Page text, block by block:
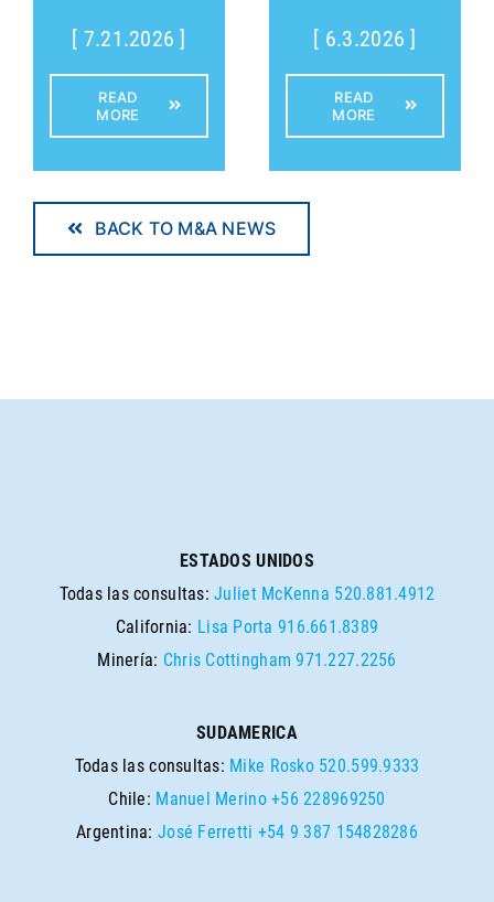
[ 7.21.2026 ]
READ
MORE
[ 6.3.2026 ]
READ
MORE
BACK TO M&A NEWS
ESTADOS UNIDOS
Todas las consultas:Juliet McKenna 520.881.4912
California: Lisa Porta 916.661.8389
Minería: Chris Cottingham 971.227.2256
SUDAMERICA
Todas las consultas: Mike Rosko 520.599.9333
Chile: Manuel Merino +56 228969250
Argentina:José Ferretti +54 9 387 154828286